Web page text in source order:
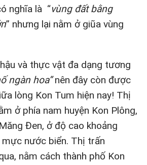
nghĩa là “vùng đất bằng
” nhưng lại nằm ở giũa vùng
và thực vật đa dạng tương
ngàn hoa”nên đây còn được
lòng Kon Tum hiện nay! Thị
ở phía nam huyện Kon Plông,
Đen, ở độ cao khoảng
nước biển. Thị trấn
nằm cách thành phố Kon